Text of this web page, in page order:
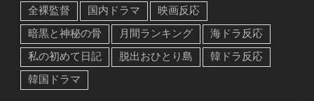
全裸監督
国内ドラマ
映画反応
暗黒と神秘の骨
月間ランキング
海ドラ反応
私の初めて日記
脱出おひとり島
韓ドラ反応
韓国ドラマ